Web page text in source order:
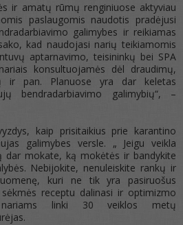
ir amatų rūmų renginiuose aktyviau
paslaugomis naudotis pradėjusi
galimybes ir reikiamas
kad naudojasi narių teikiamomis
aptarnavimo, teisininkų bei SPA
konsultuojamės dėl draudimų,
ir pan. Planuose yra dar keletas
bendradarbiavimo galimybių“, –
kaip prisitaikius prie karantino
galimybes versle. „ Jeigu veikla
dar mokate, ką mokėtės ir bandykite
Nebijokite, nenuleiskite rankų ir
kuri ne tik yra pasiruošus
receptu dalinasi ir optimizmo
nariams linki 30 veiklos metų